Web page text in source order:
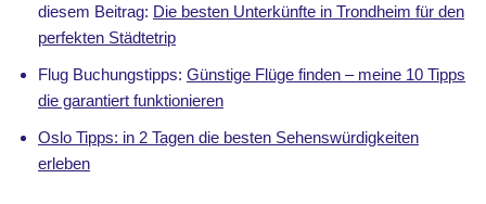
diesem Beitrag: Die besten Unterkünfte in Trondheim für den
perfekten Städtetrip
Flug Buchungstipps: Günstige Flüge finden – meine 10 Tipps
die garantiert funktionieren
Oslo Tipps: in 2 Tagen die besten Sehenswürdigkeiten
erleben